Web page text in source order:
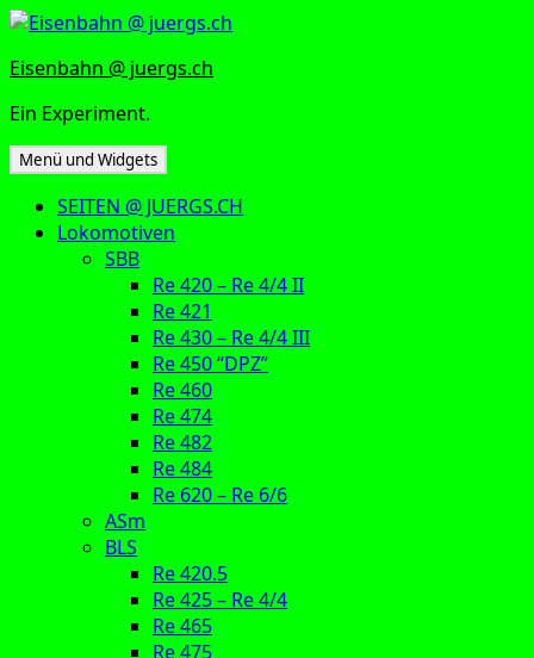
Zum
springen
Eisenbahn @ juergs.ch
Ein Experiment.
Menü und Widgets
SEITEN @ JUERGS.CH
Lokomotiven
SBB
Re 420 – Re 4/4 II
Re 421
Re 430 – Re 4/4 III
Re 450 “DPZ”
Re 460
Re 474
Re 482
Re 484
Re 620 – Re 6/6
ASm
BLS
Re 420.5
Re 425 – Re 4/4
Re 465
Re 475